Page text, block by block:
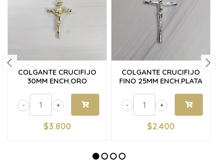
COLGANTE CRUCIFIJO
30MM ENCH.ORO
+
-
$3.800
COLGANTE CRUCIFIJO
FINO 25MM ENCH.PLATA
+
-
$2.400